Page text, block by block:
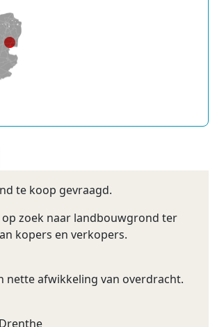
te koop gevraagd.
op zoek naar landbouwgrond ter
kopers en verkopers.
nette afwikkeling van overdracht.